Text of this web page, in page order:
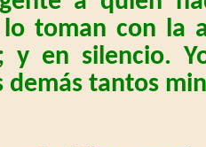
toman con la
y en silencio.
demás tantos